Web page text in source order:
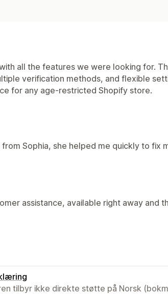
all the features we were looking for.
verification methods, and flexible
for any age-restricted Shopify store.
Sophia, she helped me quickly to fix
assistance, available right away and
tilbyr ikke direkte støtte på Norsk